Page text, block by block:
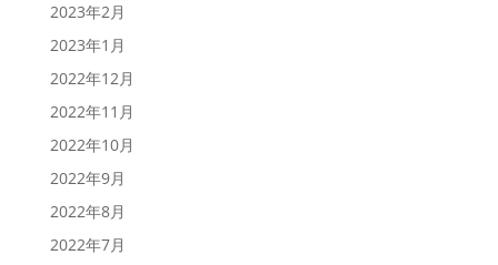
2023年2月
2023年1月
2022年12月
2022年11月
2022年10月
2022年9月
2022年8月
2022年7月